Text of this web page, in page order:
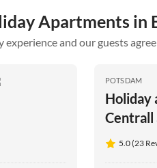
Apartments in
and our guests
POTSDAM
Holiday
Centrall
holiday
5.0 (23